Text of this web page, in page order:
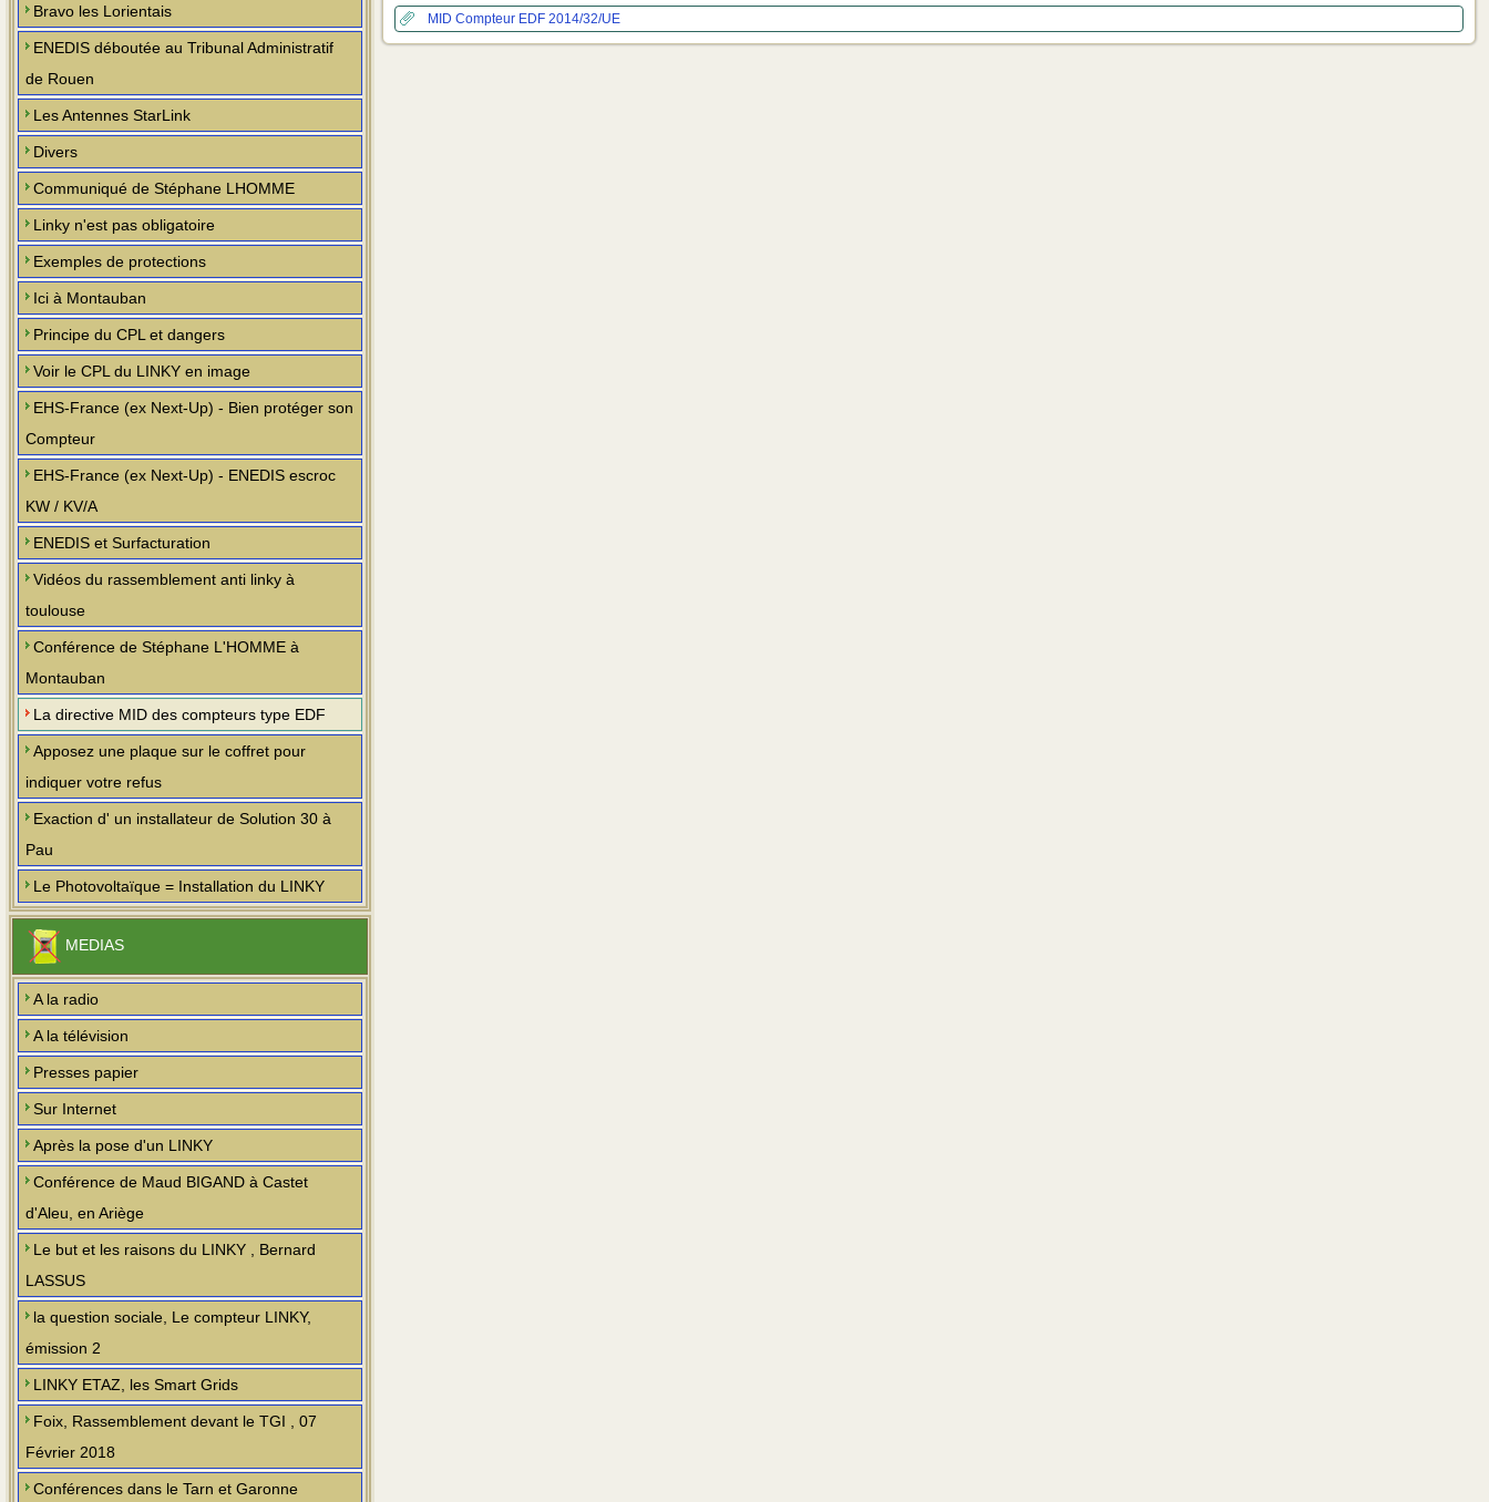
Bravo les Lorientais
ENEDIS déboutée au Tribunal Administratif
de Rouen
Les Antennes StarLink
Divers
Communiqué de Stéphane LHOMME
Linky n'est pas obligatoire
Exemples de protections
Ici à Montauban
Principe du CPL et dangers
Voir le CPL du LINKY en image
EHS-France (ex Next-Up) - Bien protéger son
Compteur
EHS-France (ex Next-Up) - ENEDIS escroc
KW / KV/A
ENEDIS et Surfacturation
Vidéos du rassemblement anti linky à
toulouse
Conférence de Stéphane L'HOMME à
Montauban
La directive MID des compteurs type EDF
Apposez une plaque sur le coffret pour
indiquer votre refus
Exaction d' un installateur de Solution 30 à
Pau
Le Photovoltaïque = Installation du LINKY
MEDIAS
A la radio
A la télévision
Presses papier
Sur Internet
Après la pose d'un LINKY
Conférence de Maud BIGAND à Castet
d'Aleu, en Ariège
Le but et les raisons du LINKY , Bernard
LASSUS
la question sociale, Le compteur LINKY,
émission 2
LINKY ETAZ, les Smart Grids
Foix, Rassemblement devant le TGI , 07
Février 2018
Conférences dans le Tarn et Garonne
MID Compteur EDF 2014/32/UE